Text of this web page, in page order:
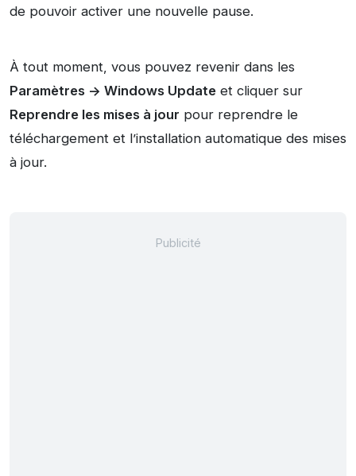
de pouvoir activer une nouvelle pause.
À tout moment, vous pouvez revenir dans les
Paramètres -> Windows Update et cliquer sur
Reprendre les mises à jour pour reprendre le
téléchargement et l’installation automatique des mises
à jour.